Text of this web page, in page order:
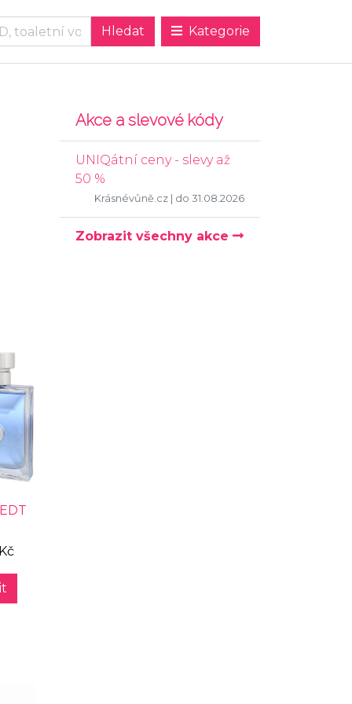
Kategorie
Akce a slevové kódy
UNIQátní ceny - slevy až
50 %
Krásnévůně.cz | do 31.08.2026
Zobrazit všechny akce